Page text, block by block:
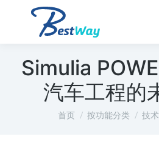
Simulia
汽车工程的
您在这里：
首页 按功能分类 技